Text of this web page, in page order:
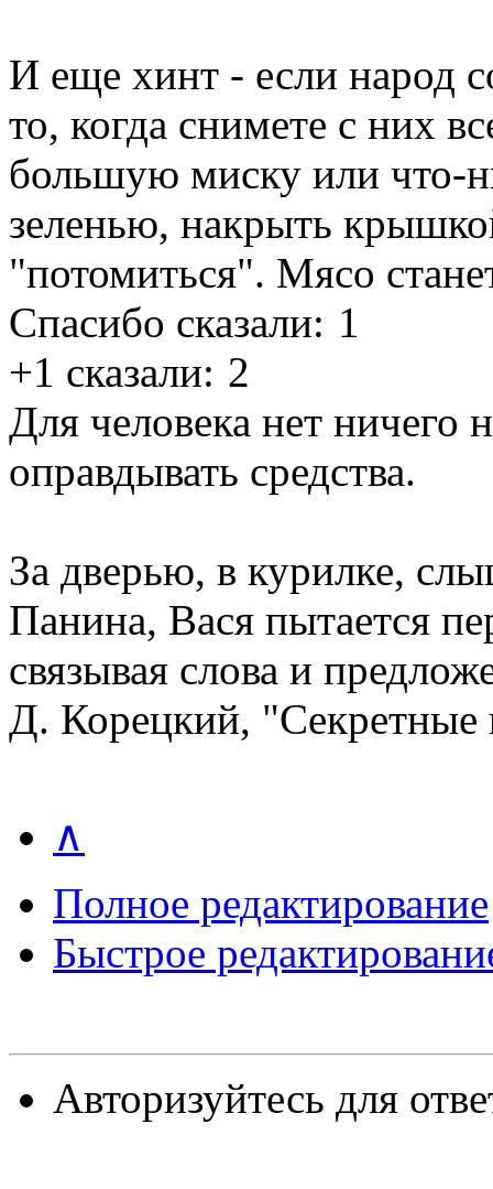
И еще хинт - если народ
то, когда снимете с них
большую миску или что-
зеленью, накрыть
"потомиться". Мясо
Спасибо сказали: 1
+1 сказали: 2
Для человека нет ничего
оправдывать средства.
За дверью, в курилке,
Панина, Вася пытается
связывая слова и
Д. Корецкий, "Секретные
∧
Полное редактирование
Быстрое
Авторизуйтесь для